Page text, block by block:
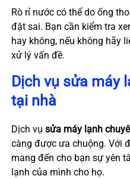
Rò rỉ nước có thể do ống
đặt sai. Bạn cần kiểm tra
hay không, nếu không hãy
xử lý vấn đề.
Dịch vụ sửa máy
tại nhà
Dịch vụ sửa máy lạnh
càng được ưa chuộng. Với
mang đến cho bạn sự yên
lạnh của mình cho họ.